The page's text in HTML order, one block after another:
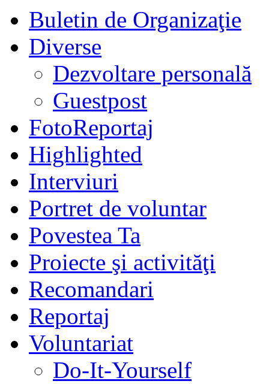
Buletin de Organizaţie
Diverse
Dezvoltare personală
Guestpost
FotoReportaj
Highlighted
Interviuri
Portret de voluntar
Povestea Ta
Proiecte şi activităţi
Recomandari
Reportaj
Voluntariat
Do-It-Yourself